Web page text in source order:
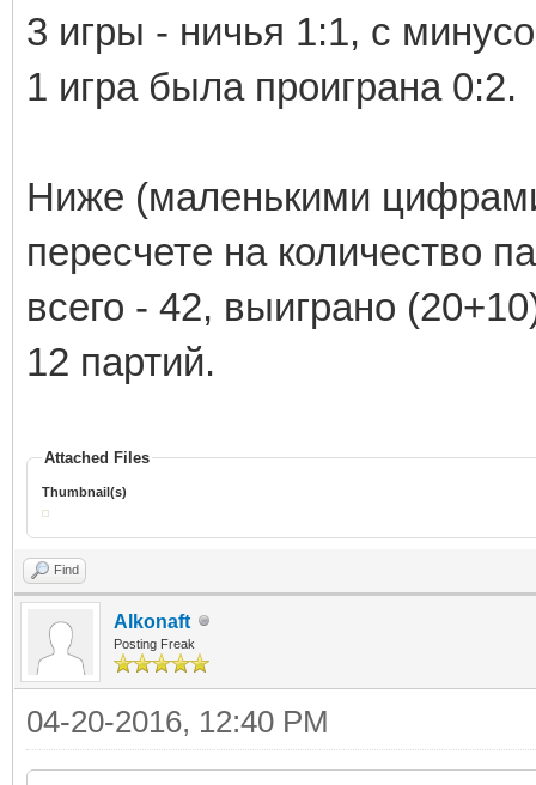
3 игры - ничья 1:1, с
1 игра была проиграна 0:2.
Ниже (маленькими
пересчете на количество
всего - 42, выиграно
12 партий.
Attached Files
Thumbnail(s)
Find
Alkonaft
Posting Freak
04-20-2016, 12:40 PM